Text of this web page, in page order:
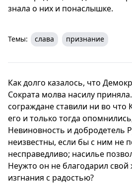
знала о них и понаслышке.
Темы: слава признание
Как долго казалось, что
Сократа молва насилу
сограждане ставили ни во что
его и только тогда
Невиновность и добродетель
неизвестны, если бы с ним не
несправедливо; насилье
Неужто он не благодарил
изгнания с радостью?